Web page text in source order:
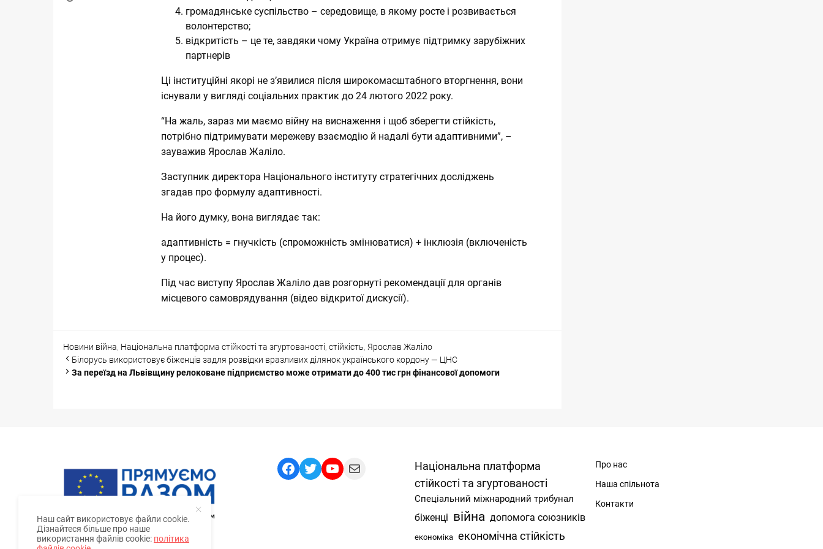
громадянське суспільство – середовище, в якому росте і розвивається
волонтерство;
відкритість – це те, завдяки чому Україна отримує підтримку зарубіжних
партнерів
Ці інституційні якорі не з’явилися після широкомасштабного вторгнення, вони
існували у вигляді соціальних практик до 24 лютого 2022 року.
“На жаль, зараз ми маємо війну на виснаження і щоб зберегти стійкість,
потрібно підтримувати мережеву взаємодію й надалі бути адаптивними”, –
зауважив Ярослав Жаліло.
Заступник директора Національного інституту стратегічних досліджень
згадав про формулу адаптивності.
На його думку, вона виглядає так:
адаптивність = гнучкість (спроможність змінюватися) + інклюзія (включеність
у процес).
Під час виступу Ярослав Жаліло дав розгорнуті рекомендації для органів
місцевого самоврядування (відео відкритої дискусії).
Categories
Новини Tags
війна, Національна платформа стійкості та згуртованості, стійкість, Ярослав Жаліло
Post
navigation
Білорусь використовує біженців задля розвідки вразливих ділянок українського кордону — ЦНС
За переїзд на Львівщину релоковане підприємство може отримати до 400 тис грн фінансової допомоги
Facebook
TwitterYouTube
Mail
Національна платформа
стійкості та згуртованості
Спеціальний міжнародний трибунал
біженці війна допомога союзників
економіка економічна стійкість
Про нас
Наша спільнота
Контакти
Наш сайт використовує файли cookie.
Дізнайтеся більше про наше
використання файлів cookie: політика